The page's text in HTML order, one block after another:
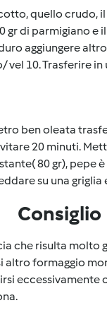
quello crudo, il
gr di parmigiano
aggiungere
10. Trasferire
ben oleata
20 minuti.
80 gr), pepe
su una
Consiglio
che risulta molto
altro formaggio